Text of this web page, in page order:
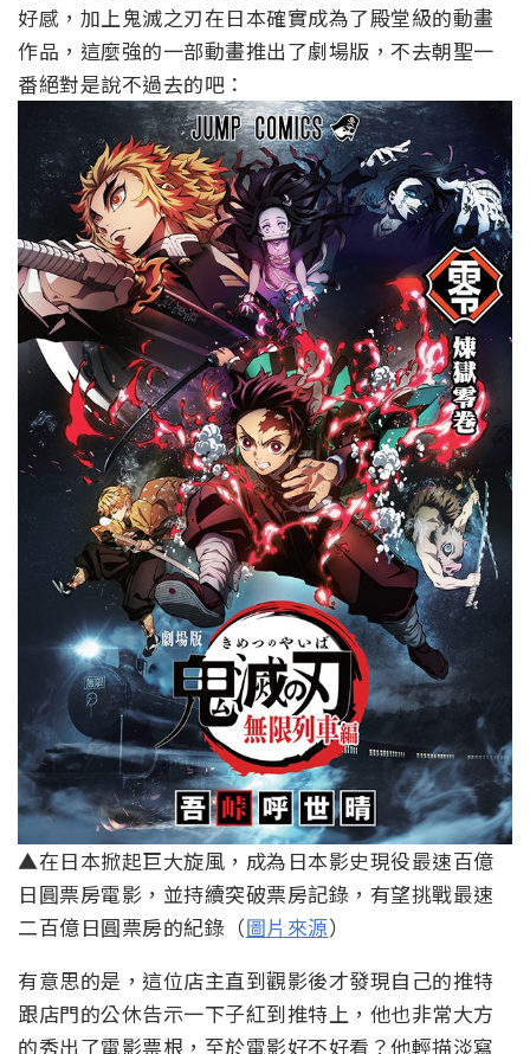
好感，加上鬼滅之刃在日本確實成為了殿堂級的動畫
作品，這麼強的一部動畫推出了劇場版，不去朝聖一
番絕對是說不過去的吧：
▲在日本掀起巨大旋風，成為日本影史現役最速百億
日圓票房電影，並持續突破票房記錄，有望挑戰最速
二百億日圓票房的紀錄（圖片來源）
有意思的是，這位店主直到觀影後才發現自己的推特
跟店門的公休告示一下子紅到推特上，他也非常大方
的秀出了電影票根，至於電影好不好看？他輕描淡寫